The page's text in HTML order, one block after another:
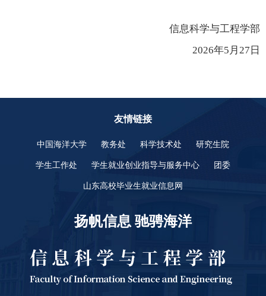
信息科学与工程学部
2026年5 月 27 日
友情链接
中国海洋大学 教务处 科学技术处 研究生院
学生工作处 学生就业创业指导与服务中心 团委
山东高校毕业生就业信息网
扬帆信息 驰骋海洋